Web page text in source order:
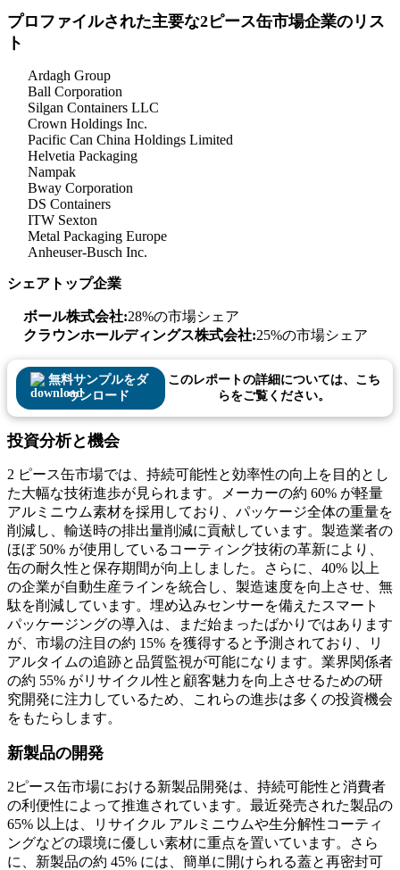
プロファイルされた主要な2ピース缶市場企業のリス
ト
Ardagh Group
Ball Corporation
Silgan Containers LLC
Crown Holdings Inc.
Pacific Can China Holdings Limited
Helvetia Packaging
Nampak
Bway Corporation
DS Containers
ITW Sexton
Metal Packaging Europe
Anheuser-Busch Inc.
シェアトップ企業
ボール株式会社:28%の市場シェア
クラウンホールディングス株式会社:25%の市場シェア
無料サンプルをダ
ウンロード
このレポートの詳細については、こち
らをご覧ください。
投資分析と機会
2 ピース缶市場では、持続可能性と効率性の向上を目的とし
た大幅な技術進歩が見られます。メーカーの約 60% が軽量
アルミニウム素材を採用しており、パッケージ全体の重量を
削減し、輸送時の排出量削減に貢献しています。製造業者の
ほぼ 50% が使用しているコーティング技術の革新により、
缶の耐久性と保存期間が向上しました。さらに、40% 以上
の企業が自動生産ラインを統合し、製造速度を向上させ、無
駄を削減しています。埋め込みセンサーを備えたスマート
パッケージングの導入は、まだ始まったばかりではあります
が、市場の注目の約 15% を獲得すると予測されており、リ
アルタイムの追跡と品質監視が可能になります。業界関係者
の約 55% がリサイクル性と顧客魅力を向上させるための研
究開発に注力しているため、これらの進歩は多くの投資機会
をもたらします。
新製品の開発
2ピース缶市場における新製品開発は、持続可能性と消費者
の利便性によって推進されています。最近発売された製品の
65% 以上は、リサイクル アルミニウムや生分解性コーティ
ングなどの環境に優しい素材に重点を置いています。さら
に、新製品の約 45% には、簡単に開けられる蓋と再密封可